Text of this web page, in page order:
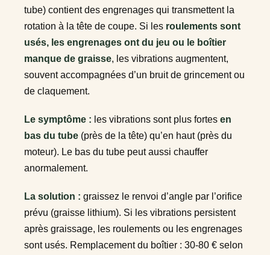
tube) contient des engrenages qui transmettent la
rotation à la tête de coupe. Si les roulements sont
usés, les engrenages ont du jeu ou le boîtier
manque de graisse, les vibrations augmentent,
souvent accompagnées d’un bruit de grincement ou
de claquement.
Le symptôme : les vibrations sont plus fortes en
bas du tube (près de la tête) qu’en haut (près du
moteur). Le bas du tube peut aussi chauffer
anormalement.
La solution : graissez le renvoi d’angle par l’orifice
prévu (graisse lithium). Si les vibrations persistent
après graissage, les roulements ou les engrenages
sont usés. Remplacement du boîtier : 30-80 € selon